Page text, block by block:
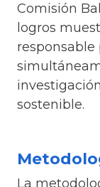
Comisión
logros
sostenible.
La